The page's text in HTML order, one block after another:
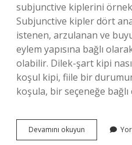
subjunctive kiplerini örnek
Subjunctive kipler dört
istenen, arzulanan ve
eylem yapısına bağlı
olabilir. Dilek-şart kipi
koşul kipi, fiile bir
koşula, bir seçeneğe bağlı
Devamını okuyun
Kipi